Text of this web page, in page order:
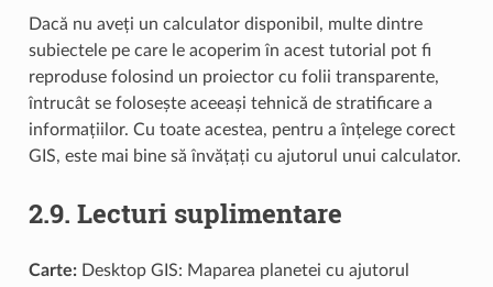
Dacă nu aveți un calculator disponibil, multe dintre
subiectele pe care le acoperim în acest tutorial pot fi
reproduse folosind un proiector cu folii transparente,
întrucât se folosește aceeași tehnică de stratificare a
informațiilor. Cu toate acestea, pentru a înțelege corect
GIS, este mai bine să învățați cu ajutorul unui calculator.
2.9. Lecturi suplimentare
Carte:Desktop GIS: Maparea planetei cu ajutorul